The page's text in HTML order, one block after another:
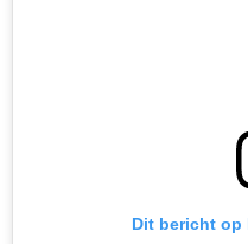
Dit bericht op